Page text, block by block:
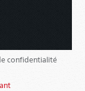
confidentialité